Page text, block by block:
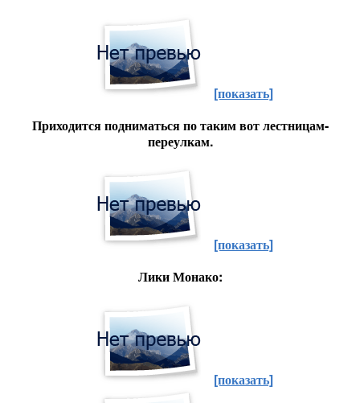
[показать]
Приходится подниматься по таким вот лестницам-
переулкам.
[показать]
Лики Монако:
[показать]